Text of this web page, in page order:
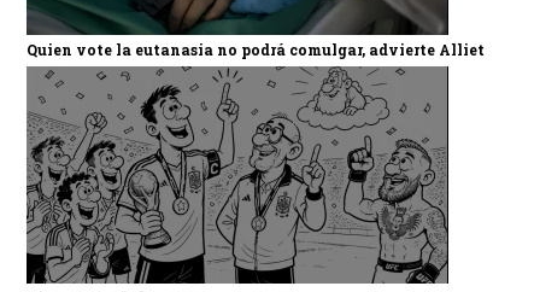
Quien vote la eutanasia no podrá comulgar, advierte Alliet